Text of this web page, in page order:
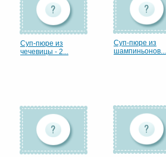
Суп-пюре из
чечевицы - 2...
Суп-пюре из
шампиньонов...